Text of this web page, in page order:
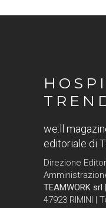
we:ll
editoriale di
Direzione
TEAMWORK srl
47923 RIMINI |